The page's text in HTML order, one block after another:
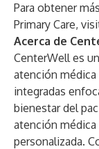
Para obtener
Primary Care,
Acerca de
CenterWell es
atención médica
integradas
bienestar del
atención
personalizada.